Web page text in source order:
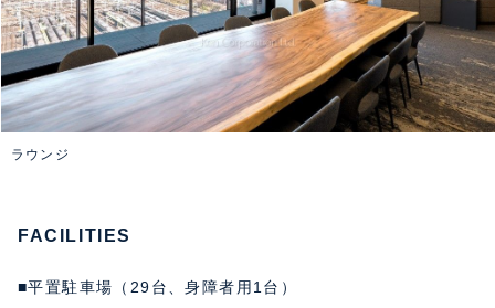
ラウンジ
FACILITIES
■平置駐車場（29台、身障者用1台）